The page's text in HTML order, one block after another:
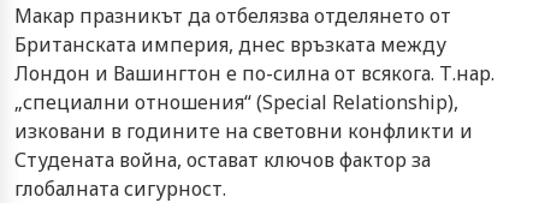
Макар празникът да отбелязва отделянето от
Британската империя, днес връзката между
Лондон и Вашингтон е по-силна от всякога. Т.нар.
„специални отношения“ (Special Relationship),
изковани в годините на световни конфликти и
Студената война, остават ключов фактор за
глобалната сигурност.